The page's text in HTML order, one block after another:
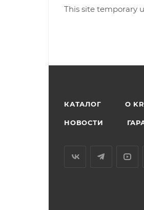
This site temporary
КАТАЛОГ O
НОВОСТИ